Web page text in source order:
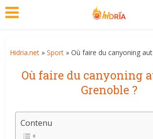
Hidria.net » Sport » Où faire du canyoning
Où faire du canyoning
Grenoble ?
Contenu